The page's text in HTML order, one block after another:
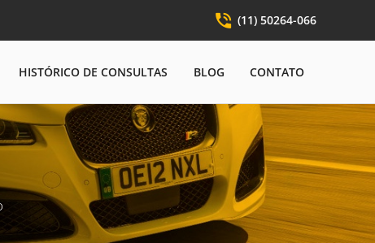
phone_in_talk (11) 50264-066
HISTÓRICO DE CONSULTAS BLOG CONTATO